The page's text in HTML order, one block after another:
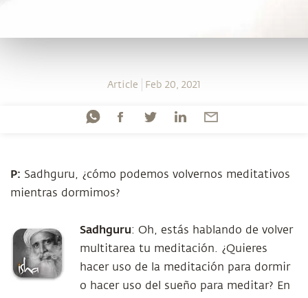
Article Feb 20, 2021
P: Sadhguru, ¿cómo podemos volvernos meditativos
mientras dormimos?
Sadhguru: Oh, estás hablando de volver
multitarea tu meditación. ¿Quieres
hacer uso de la meditación para dormir
o hacer uso del sueño para meditar? En